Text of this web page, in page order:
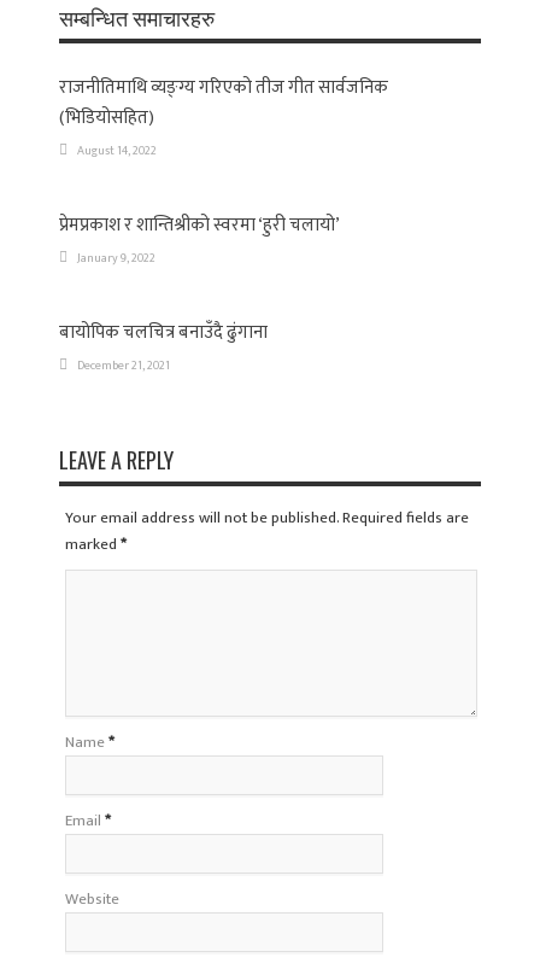
सम्बन्धित समाचारहरु
राजनीतिमाथि व्यङ्ग्य गरिएको तीज गीत सार्वजनिक
(भिडियोसहित)
August 14, 2022
प्रेमप्रकाश र शान्तिश्रीको स्वरमा ‘हुरी चलायो’
January 9, 2022
बायोपिक चलचित्र बनाउँदै ढुंगाना
December 21, 2021
LEAVE A REPLY
Your email address will not be published. Required fields are
marked*
Name*
Email*
Website